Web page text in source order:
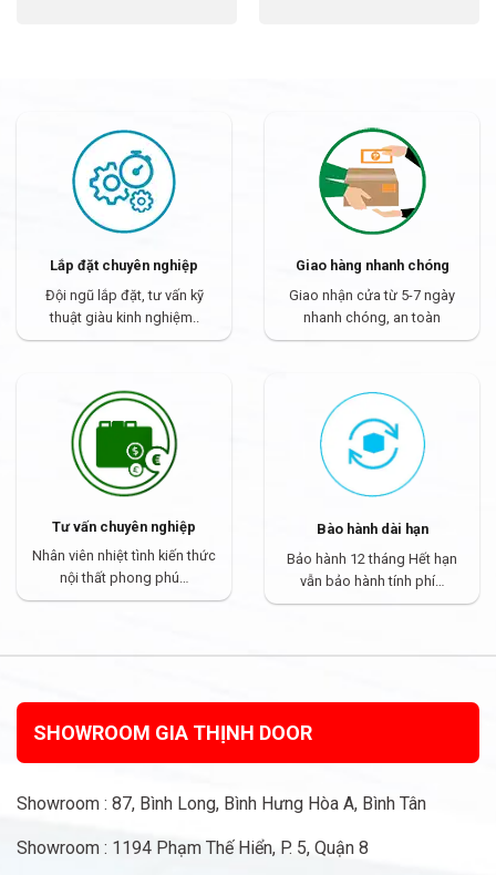
Lắp đặt chuyên nghiệp
Đội ngũ lắp đặt, tư vấn kỹ
thuật giàu kinh nghiệm..
Giao hàng nhanh chóng
Giao nhận cửa từ 5-7 ngày
nhanh chóng, an toàn
Tư vấn chuyên nghiệp
Nhân viên nhiệt tình kiến thức
nội thất phong phú…
Bào hành dài hạn
Bảo hành 12 tháng Hết hạn
vẫn bảo hành tính phí…
SHOWROOM GIA THỊNH DOOR
Showroom : 87, Bình Long, Bình Hưng Hòa A, Bình Tân
Showroom : 1194 Phạm Thế Hiển, P. 5, Quận 8